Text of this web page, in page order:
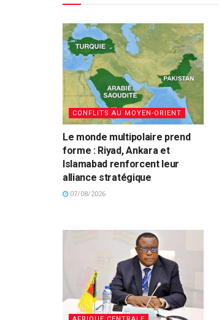
CONFLITS AU MOYEN-ORIENT
Le monde multipolaire prend
forme : Riyad, Ankara et
Islamabad renforcent leur
alliance stratégique
07/08/2026